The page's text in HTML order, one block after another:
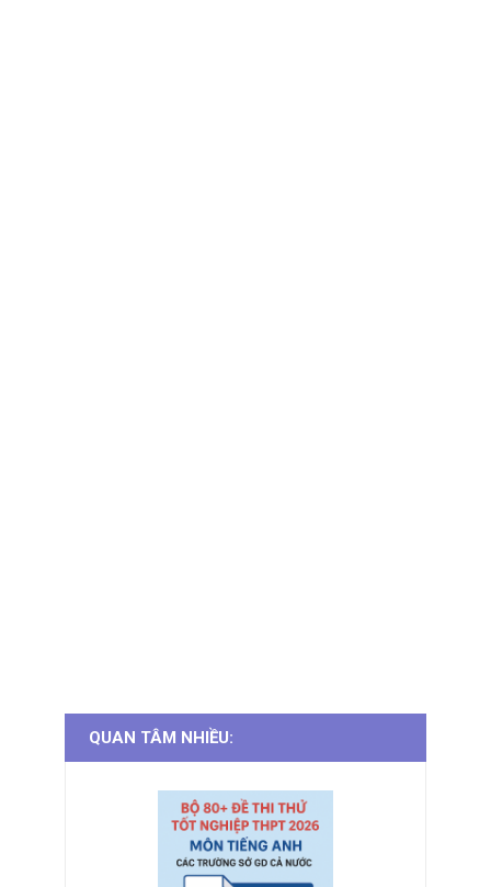
QUAN TÂM NHIỀU: